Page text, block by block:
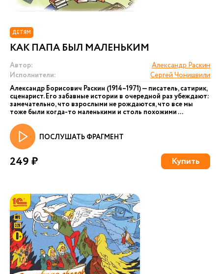
ДЕТЯМ
КАК ПАПА БЫЛ МАЛЕНЬКИМ
Автор:
Александр Раскин
Исполнители:
Сергей Чонишвили
Александр Борисович Раскин (1914–1971) — писатель, сатирик,
сценарист. Его забавные истории в очередной раз убеждают:
замечательно, что взрослыми не рождаются, что все мы
тоже были когда-то маленькими и столь похожими ...
ПОСЛУШАТЬ ФРАГМЕНТ
249 ₽ Купить